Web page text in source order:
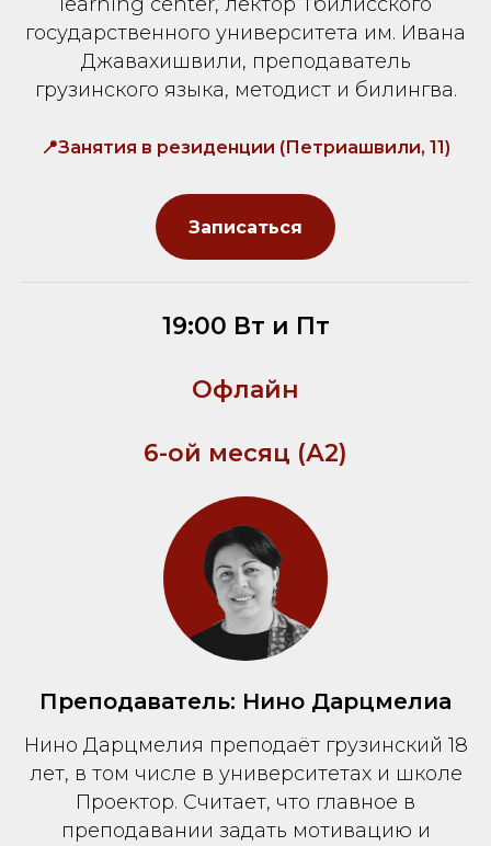
государственного университета им. Ивана
Джавахишвили, преподаватель
грузинского языка, методист и билингва.
📍Занятия в резиденции (Петриашвили, 11)
Записаться
19:00 Вт и Пт
Офлайн
6-ой месяц (А2)
Преподаватель: Нино Дарцмелиа
Нино Дарцмелия преподаёт грузинский 18
лет, в том числе в университетах и школе
Проектор. Считает, что главное в
преподавании задать мотивацию и